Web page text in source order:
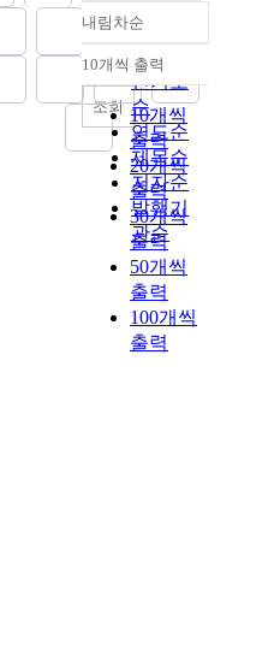
정확도
순
인기도
순
연도순
제목순
저자순
발행기
관순
내림차순
내림차순
10개씩 출력
10개씩
출력
20개씩
출력
30개씩
출력
50개씩
출력
100개씩
출력
조회